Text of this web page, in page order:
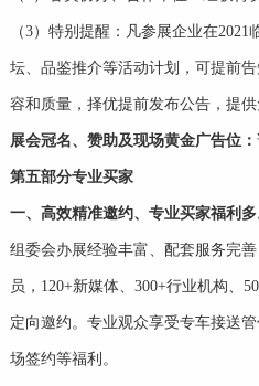
（3）特别提醒：凡参展企业在
坛、品鉴推介等活动计划，可提前
容和质量，择优提前发布公告，提供
展会冠名、赞助及现场黄金广告位：
第五部分专业买家
一、高效精准邀约、专业买家福利多
组委会办展经验丰富、配套服务完
员，120+新媒体、300+行业机构、
定向邀约。专业观众享受专车接送
场签约等福利。